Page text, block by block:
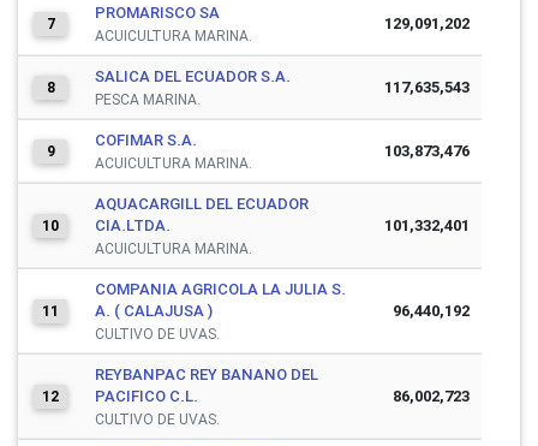
7
PROMARISCO SA
ACUICULTURA MARINA.
129,091,202
8
SALICA DEL ECUADOR S.A.
PESCA MARINA.
117,635,543
9
COFIMAR S.A.
ACUICULTURA MARINA.
103,873,476
10
AQUACARGILL DEL ECUADOR
CIA.LTDA.
ACUICULTURA MARINA.
101,332,401
11
COMPANIA AGRICOLA LA JULIA S.
A. ( CALAJUSA )
CULTIVO DE UVAS.
96,440,192
12
REYBANPAC REY BANANO DEL
PACIFICO C.L.
CULTIVO DE UVAS.
86,002,723